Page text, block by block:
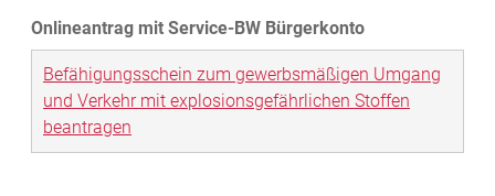
Befähigungsschein zum gewerbsmäßigen Umgang
und Verkehr mit explosionsgefährlichen Stoffen
beantragen